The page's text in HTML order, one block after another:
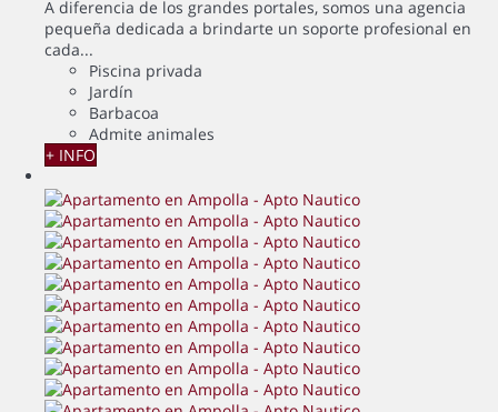
A diferencia de los grandes portales, somos una agencia
pequeña dedicada a brindarte un soporte profesional en
cada...
Piscina privada
Jardín
Barbacoa
Admite animales
+ INFO